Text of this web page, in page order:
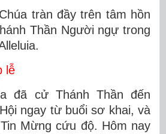
tràn đầy trên tâm hồn
Thần Người ngự trong
lễ
đã cử Thánh Thần đến
ngay từ buổi sơ khai, và
Mừng cứu độ. Hôm nay